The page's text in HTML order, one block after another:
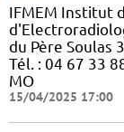
IFMEM Institut
du Père Soulas
Tél. : 04 67 33
MO
15/04/2025 17:00